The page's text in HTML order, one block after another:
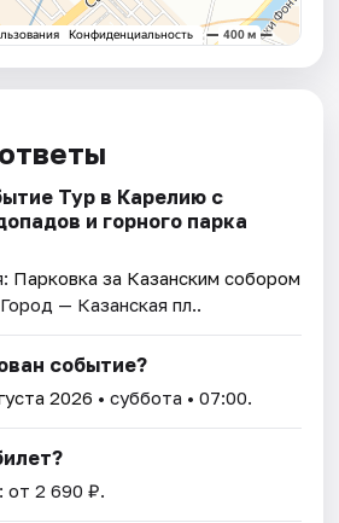
Тур в Карелию с
и горного парка
Парковка за Казанским собором
— Казанская пл..
событие?
2026 • суббота • 07:00.
от 2 690 ₽.